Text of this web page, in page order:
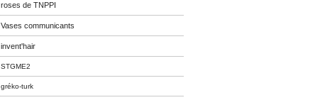
roses de TNPPI
Vases communicants
invent'hair
STGME2
gréko-turk